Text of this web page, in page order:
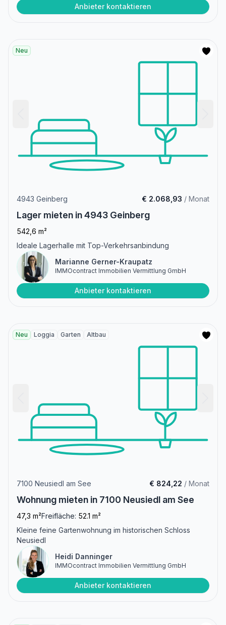
Anbieter kontaktieren
Neu
4943 Geinberg € 2.068,93 / Monat
Lager mieten in 4943 Geinberg
542,6 m²
Ideale Lagerhalle mit Top-Verkehrsanbindung
Marianne Gerner-Kraupatz
IMMOcontract Immobilien Vermittlung GmbH
Anbieter kontaktieren
Neu Loggia Garten Altbau
7100 Neusiedl am See € 824,22 / Monat
Wohnung mieten in 7100 Neusiedl am See
47,3 m²Freifläche: 52.1 m²
Kleine feine Gartenwohnung im historischen Schloss
Neusiedl
Heidi Danninger
IMMOcontract Immobilien Vermittlung GmbH
Anbieter kontaktieren